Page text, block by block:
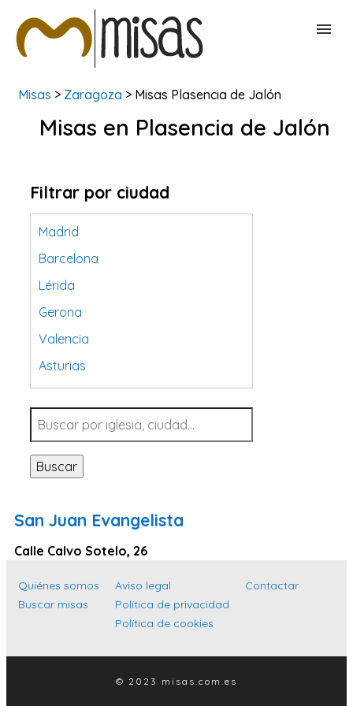
BUSCAR MISAS
Misas > Zaragoza > Misas Plasencia de Jalón
Misas en Plasencia de Jalón
Filtrar por ciudad
Madrid
Barcelona
Lérida
Gerona
Valencia
Asturias
Tarragona
Navarra
Valladolid
Sevilla
Santa Cruz de Tenerife
Cantabria
Islas Baleares
Las Palmas
Alicante
Buscar
San Juan Evangelista
Calle Calvo Sotelo, 26
Quiénes somos
Buscar misas
Aviso legal
Política de privacidad
Política de cookies
Contactar
© 2023 misas.com.es